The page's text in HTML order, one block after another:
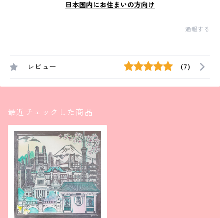
日本国内にお住まいの方向け
通報する
レビュー (7)
最近チェックした商品